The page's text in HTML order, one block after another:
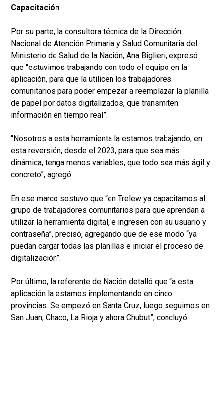
Capacitación
Por su parte, la consultora técnica de la Dirección
Nacional de Atención Primaria y Salud Comunitaria del
Ministerio de Salud de la Nación, Ana Biglieri, expresó
que “estuvimos trabajando con todo el equipo en la
aplicación, para que la utilicen los trabajadores
comunitarios para poder empezar a reemplazar la planilla
de papel por datos digitalizados, que transmiten
información en tiempo real”.
“Nosotros a esta herramienta la estamos trabajando, en
esta reversión, desde el 2023, para que sea más
dinámica, tenga menos variables, que todo sea más ágil y
concreto”, agregó.
En ese marco sostuvo que “en Trelew ya capacitamos al
grupo de trabajadores comunitarios para que aprendan a
utilizar la herramienta digital, e ingresen con su usuario y
contraseña”, precisó, agregando que de ese modo “ya
puedan cargar todas las planillas e iniciar el proceso de
digitalización”.
Por último, la referente de Nación detalló que “a esta
aplicación la estamos implementando en cinco
provincias. Se empezó en Santa Cruz, luego seguimos en
San Juan, Chaco, La Rioja y ahora Chubut”, concluyó.